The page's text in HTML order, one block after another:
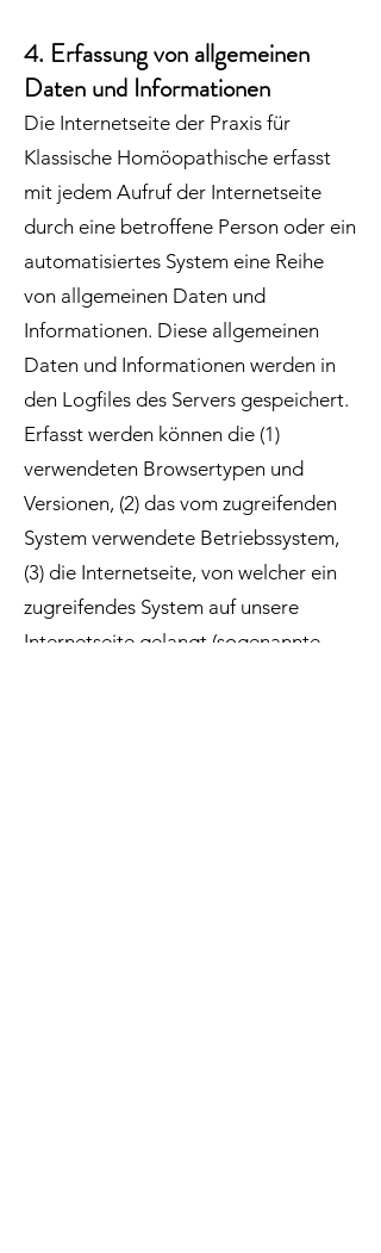
4. Erfassung von allgemeinen
Daten und Informationen
Die Internetseite der Praxis für
Klassische Homöopathische erfasst
mit jedem Aufruf der Internetseite
durch eine betroffene Person oder ein
automatisiertes System eine Reihe
von allgemeinen Daten und
Informationen. Diese allgemeinen
Daten und Informationen werden in
den Logfiles des Servers gespeichert.
Erfasst werden können die (1)
verwendeten Browsertypen und
Versionen, (2) das vom zugreifenden
System verwendete Betriebssystem,
(3) die Internetseite, von welcher ein
zugreifendes System auf unsere
Internetseite gelangt (sogenannte